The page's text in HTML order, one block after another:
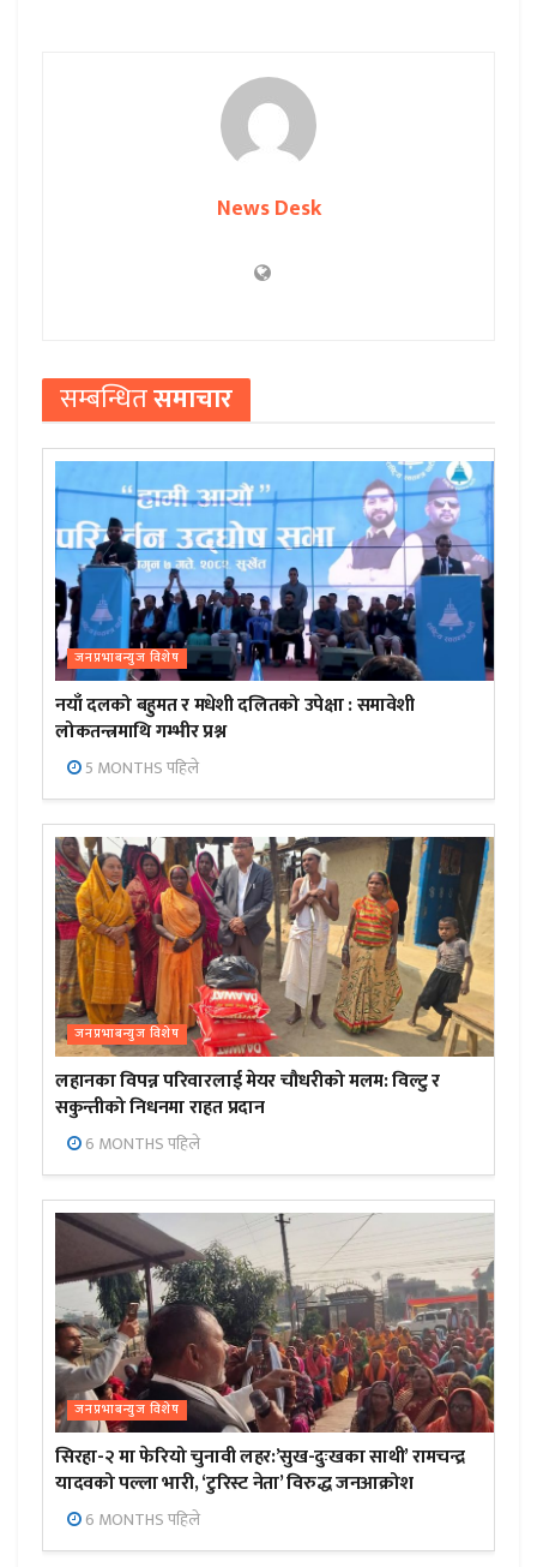
News Desk
सम्बन्धितसमाचार
जनप्रभाबन्युज विशेष
नयाँ दलको बहुमत र मधेशी दलितको उपेक्षा : समावेशी
लोकतन्त्रमाथि गम्भीर प्रश्न
5 MONTHS पहिले
जनप्रभाबन्युज विशेष
लहानका विपन्न परिवारलाई मेयर चौधरीको मलम: विल्टु र
सकुन्तीको निधनमा राहत प्रदान
6 MONTHS पहिले
जनप्रभाबन्युज विशेष
सिरहा-२ मा फेरियो चुनावी लहर:’सुख-दुःखका साथी’ रामचन्द्र
यादवको पल्ला भारी, ‘टुरिस्ट नेता’ विरुद्ध जनआक्रोश
6 MONTHS पहिले